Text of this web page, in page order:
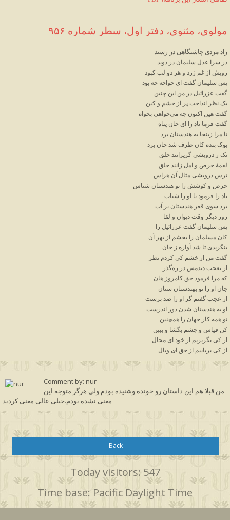
مولوی، مثنوی، دفتر اول، سطر شماره ۹۵۶
زاد مردی چاشتگاهی در رسید
در سرا عدل سلیمان در دوید
رویش از غم زرد و هر دو لب کبود
پس سلیمان گفت ای خواجه چه بود
گفت عزرائیل در من این چنین
یک نظر انداخت پر از خشم و کین
گفت هین اکنون چه می‌خواهی بخواه
گفت فرما باد را ای جان پناه
تا مرا زینجا به هندستان برد
بوک بنده کان طرف شد جان برد
نک ز درویشی گریزانند خلق
لقمهٔ حرص و امل زانند خلق
ترس درویشی مثال آن هراس
حرص و کوشش را تو هندستان شناس
باد را فرمود تا او را شتاب
برد سوی قعر هندستان بر آب
روز دیگر وقت دیوان و لقا
پس سلیمان گفت عزرائیل را
کان مسلمان را بخشم از بهر آن
بنگریدی تا شد آواره ز خان
گفت من از خشم کی کردم نظر
از تعجب دیدمش در ره‌گذر
که مرا فرمود حق کامروز هان
جان او را تو بهندستان ستان
از عجب گفتم گر او را صد پرست
او به هندستان شدن دور اندرست
تو همه کار جهان را همچنین
کن قیاس و چشم بگشا و ببین
از کی بگریزیم از خود ای محال
از کی برباییم از حق ای وبال
Comment by: nur
من قبلا هم این داستان رو خونده وشنیده بودم ولی هرگز متوجه این
معنی نشده بودم.خیلی عالی معنی کردید
Back
Today visitors: 547
Time base: Pacific Daylight Time